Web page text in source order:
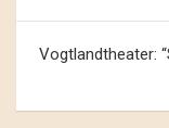
Vogtlandtheater: